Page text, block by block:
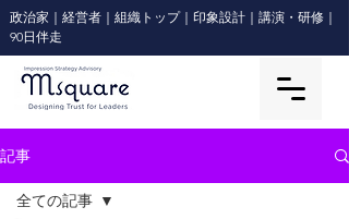
政治家｜経営者｜組織トップ｜印象設計｜講演・研修｜
90日伴走
記事
全ての記事